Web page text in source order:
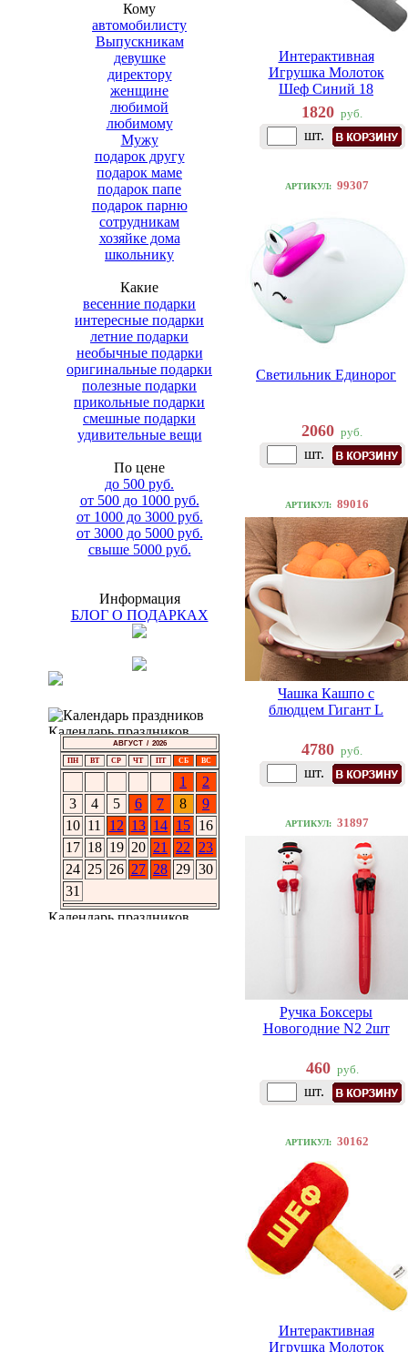
Кому
автомобилисту
Выпускникам
девушке
директору
женщине
любимой
любимому
Мужу
подарок другу
подарок маме
подарок папе
подарок парню
сотрудникам
хозяйке дома
школьнику
Какие
весенние подарки
интересные подарки
летние подарки
необычные подарки
оригинальные подарки
полезные подарки
прикольные подарки
смешные подарки
удивительные вещи
По цене
до 500 руб.
от 500 до 1000 руб.
от 1000 до 3000 руб.
от 3000 до 5000 руб.
свыше 5000 руб.
Информация
БЛОГ О ПОДАРКАХ
АВГУСТ / 2026
ПН ВТ СР ЧТ ПТ СБ ВС
1
2
3
4 5 6 7 8
9
10 11 12 13 14 15 16
17 18 19 20 21 22
23
24 25 26 27 28 29 30
31
Интерактивная
Игрушка Молоток
Шеф Синий 18
1820 руб.
шт.
АРТИКУЛ: 99307
Светильник Единорог
2060 руб.
шт.
АРТИКУЛ: 89016
Чашка Кашпо с
блюдцем Гигант L
4780 руб.
шт.
АРТИКУЛ: 31897
Ручка Боксеры
Новогодние N2 2шт
460 руб.
шт.
АРТИКУЛ: 30162
Интерактивная
Игрушка Молоток